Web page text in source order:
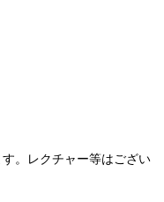
。レクチャー等はござい